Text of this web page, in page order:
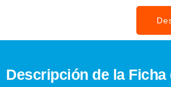
Descripción de la Ficha